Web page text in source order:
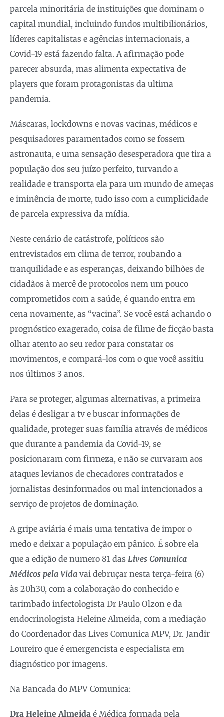
parcela minoritária de instituições que dominam o
capital mundial, incluindo fundos multibilionários,
líderes capitalistas e agências internacionais, a
Covid-19 está fazendo falta. A afirmação pode
parecer absurda, mas alimenta expectativa de
players que foram protagonistas da ultima
pandemia.
Máscaras, lockdowns e novas vacinas, médicos e
pesquisadores paramentados como se fossem
astronauta, e uma sensação desesperadora que tira a
população dos seu juízo perfeito, turvando a
realidade e transporta ela para um mundo de ameças
e iminência de morte, tudo isso com a cumplicidade
de parcela expressiva da mídia.
Neste cenário de catástrofe, políticos são
entrevistados em clima de terror, roubando a
tranquilidade e as esperanças, deixando bilhões de
cidadãos à mercê de protocolos nem um pouco
comprometidos com a saúde, é quando entra em
cena novamente, as “vacina”. Se você está achando o
prognóstico exagerado, coisa de filme de ficção basta
olhar atento ao seu redor para constatar os
movimentos, e compará-los com o que você assitiu
nos últimos 3 anos.
Para se proteger, algumas alternativas, a primeira
delas é desligar a tv e buscar informações de
qualidade, proteger suas família através de médicos
que durante a pandemia da Covid-19, se
posicionaram com firmeza, e não se curvaram aos
ataques levianos de checadores contratados e
jornalistas desinformados ou mal intencionados a
serviço de projetos de dominação.
A gripe aviária é mais uma tentativa de impor o
medo e deixar a população em pânico. É sobre ela
que a edição de numero 81 das Lives Comunica
Médicos pela Vida vai debruçar nesta terça-feira (6)
às 20h30, com a colaboração do conhecido e
tarimbado infectologista Dr Paulo Olzon e da
endocrinologista Heleine Almeida, com a mediação
do Coordenador das Lives Comunica MPV, Dr. Jandir
Loureiro que é emergencista e especialista em
diagnóstico por imagens.
Na Bancada do MPV Comunica:
Dra Heleine Almeida é Médica formada pela